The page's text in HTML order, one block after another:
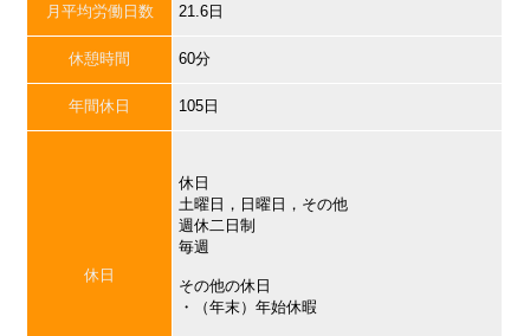
月平均労働日数 21.6日
休憩時間 60分
年間休日 105日
休日
休日
土曜日，日曜日，その他
週休二日制
毎週
その他の休日
・（年末）年始休暇